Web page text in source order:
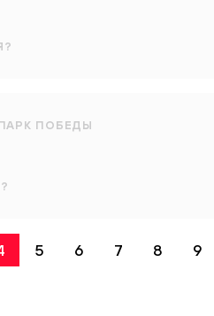
ПАРК ПОБЕДЫ
5 6 7 8 9